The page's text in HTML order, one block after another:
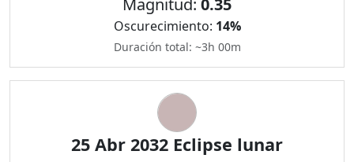
Magnitud: 0.35
Oscurecimiento: 14%
Duración total: ~3h 00m
25 Abr 2032 Eclipse lunar